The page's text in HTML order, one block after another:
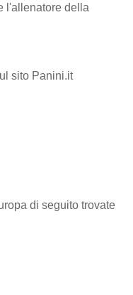
l'allenatore della
sito Panini.it
di seguito trovate